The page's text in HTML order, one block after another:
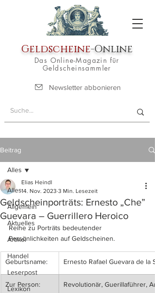
Geldscheine-Online
Das Online-Magazin für
Geldscheinsammler
Newsletter abbonieren
Beitrag
Alles
Allgemein
Aktuelles
Artikel
Handel
Leserpost
Lexikon
Alles
Geldscheinporträts: Ernesto „Che”
Guevara – Guerrillero Heroico
Elias Heindl
14. Nov. 2023 3 Min. Lesezeit
Reihe zu Porträts bedeutender
Persönlichkeiten auf Geldscheinen.
​Geburtsname: Ernesto Rafael Guevara de la
Zur Person: Revolutionär, Guerillaführer,